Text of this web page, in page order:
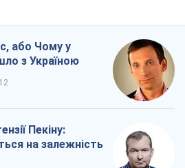
або Чому у
з Україною
12
Пекіну:
на залежність